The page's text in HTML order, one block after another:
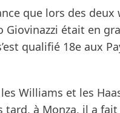
que lors des
Giovinazzi était en
qualifié 18e aux
les Williams et les
tard, à Monza, il a